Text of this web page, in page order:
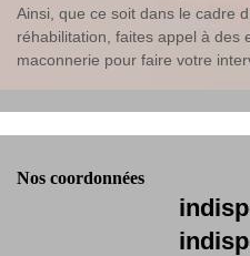
Ainsi, que ce soit dans le cadre
réhabilitation, faites appel à des
maconnerie pour faire votre
Nos coordonnées